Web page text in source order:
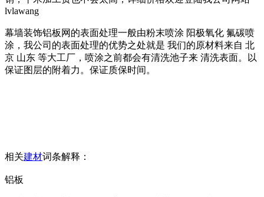
lvlawang
幕墙装饰铝板网的表面处理一般由粉末喷涂 阳极氧化 氟碳喷
涂，我公司的表面处理的优势之处就是 我们的原材料来自 北
京 山东 等大工厂，喷涂之前都会有清洗池子来 清洗表面。以
保证图层的附着力。保证质保时间。
相关建材词条解释：
铝板